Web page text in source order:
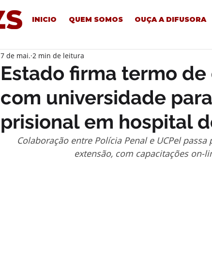
INICIO QUEM SOMOS OUÇA A DIFUSORA
Estado firma termo
com universidade
prisional em hospital
7 de mai. 2 min de leitura
Colaboração entre Polícia Penal e UCPel
extensão, com capacitações on-